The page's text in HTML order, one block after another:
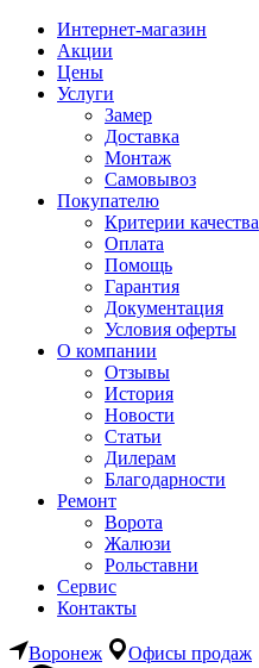
Интернет-магазин
Акции
Цены
Услуги
Замер
Доставка
Монтаж
Самовывоз
Покупателю
Критерии качества
Оплата
Помощь
Гарантия
Документация
Условия оферты
О компании
Отзывы
История
Новости
Статьи
Дилерам
Благодарности
Ремонт
Ворота
Жалюзи
Рольставни
Сервис
Контакты
Воронеж Офисы продаж